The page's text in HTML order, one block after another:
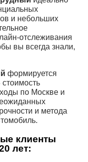
и небольших
отслеживания
вы всегда знали,
формируется
стоимость
по Москве и
и метода
клиенты
лет: